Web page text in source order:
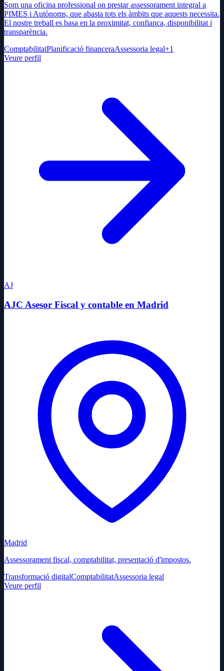
Som una oficina professional on prestar assessorament integral a
PIMES i Autònoms, que abasta tots els àmbits que aquests necessita.
El nostre treball es basa en la proximitat, confiança, disponibilitat i
transparència.
ComptabilitatPlanificació financeraAssessoria legal+1
Veure perfil
AJ
AJC Asesor Fiscal y contable en Madrid
Madrid
Assessorament fiscal, comptabilitat, presentació d'impostos.
Transformació digitalComptabilitatAssessoria legal
Veure perfil